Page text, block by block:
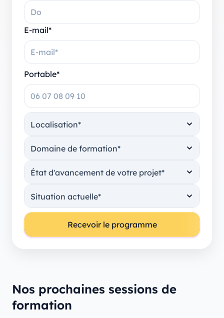
E-mail*
Portable*
Nos prochaines sessions de
formation